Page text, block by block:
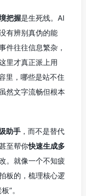
把握是生死线。AI
有辨别真伪的能
件往往信息繁杂，
里才真正派上用
里，哪些是站不住
然文字流畅但根本
助手 ，而不是替代
至帮你快速生成多
。就像一个不知疲
板的，梳理核心逻
”。